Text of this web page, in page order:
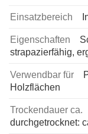
Einsatzbereich
Eigenschaften
strapazierfähig,
Verwendbar für
Holzflächen
Trockendauer ca.
durchgetrocknet: